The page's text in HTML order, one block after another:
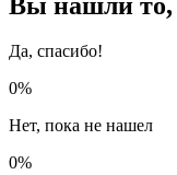
Да, спасибо!
0%
Нет, пока не нашел
0%